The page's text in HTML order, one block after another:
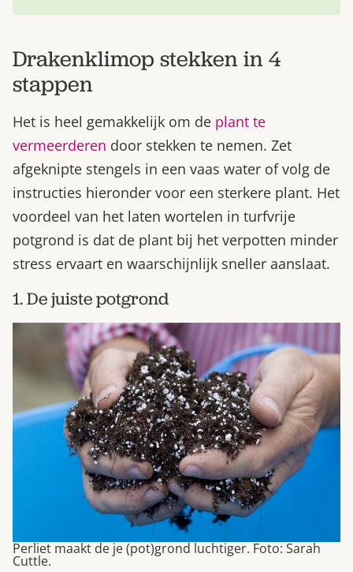
Drakenklimop stekken in 4
stappen
Het is heel gemakkelijk om de plant te
vermeerderen door stekken te nemen. Zet
afgeknipte stengels in een vaas water of volg de
instructies hieronder voor een sterkere plant. Het
voordeel van het laten wortelen in turfvrije
potgrond is dat de plant bij het verpotten minder
stress ervaart en waarschijnlijk sneller aanslaat.
1. De juiste potgrond
Perliet maakt de je (pot)grond luchtiger. Foto: Sarah
Cuttle.